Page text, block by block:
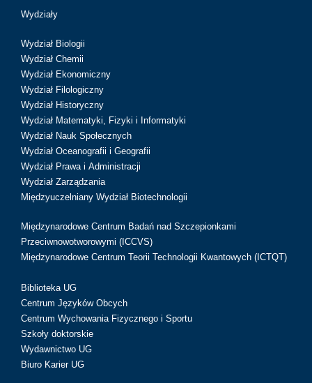
Wydziały
Wydział Biologii
Wydział Chemii
Wydział Ekonomiczny
Wydział Filologiczny
Wydział Historyczny
Wydział Matematyki, Fizyki i Informatyki
Wydział Nauk Społecznych
Wydział Oceanografii i Geografii
Wydział Prawa i Administracji
Wydział Zarządzania
Międzyuczelniany Wydział Biotechnologii
Międzynarodowe Centrum Badań nad Szczepionkami
Przeciwnowotworowymi (ICCVS)
Międzynarodowe Centrum Teorii Technologii Kwantowych (ICTQT)
Biblioteka UG
Centrum Języków Obcych
Centrum Wychowania Fizycznego i Sportu
Szkoły doktorskie
Wydawnictwo UG
Biuro Karier UG